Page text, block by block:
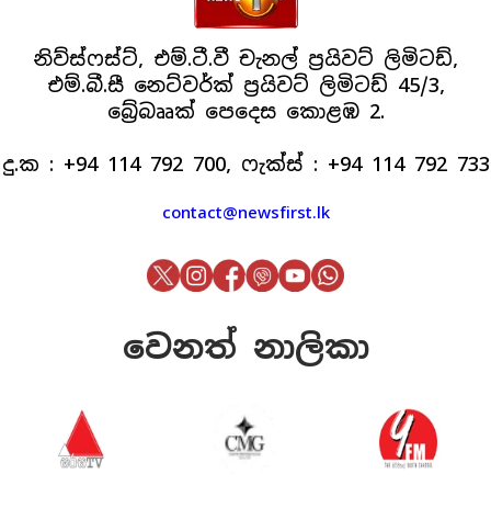
නිව්ස්ෆස්ට්, එම්.ටී.වී චැනල් ප්‍රයිවට් ලිමිටඩ්,
එම්.බී.සී නෙට්වර්ක් ප්‍රයිවට් ලිමිටඩ් 45/3,
බ්‍රේබෲක් පෙදෙස කොළඹ 2.
දු.ක : +94 114 792 700, ෆැක්ස් : +94 114 792 733
contact@newsfirst.lk
වෙනත් නාලිකා